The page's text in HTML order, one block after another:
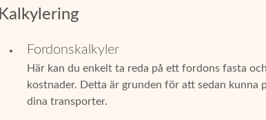
Kalkylering
Fordonskalkyler
Här kan du enkelt ta reda på ett fordons fasta
kostnader. Detta är grunden för att sedan kunna
dina transporter.